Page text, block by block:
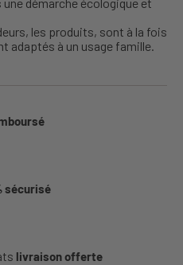
les produits, sont à la fois
adaptés à un usage famille.
sécurisé
livraison offerte